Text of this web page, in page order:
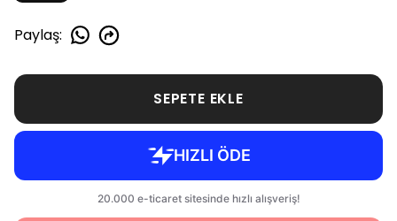
Paylaş:
SEPETE EKLE